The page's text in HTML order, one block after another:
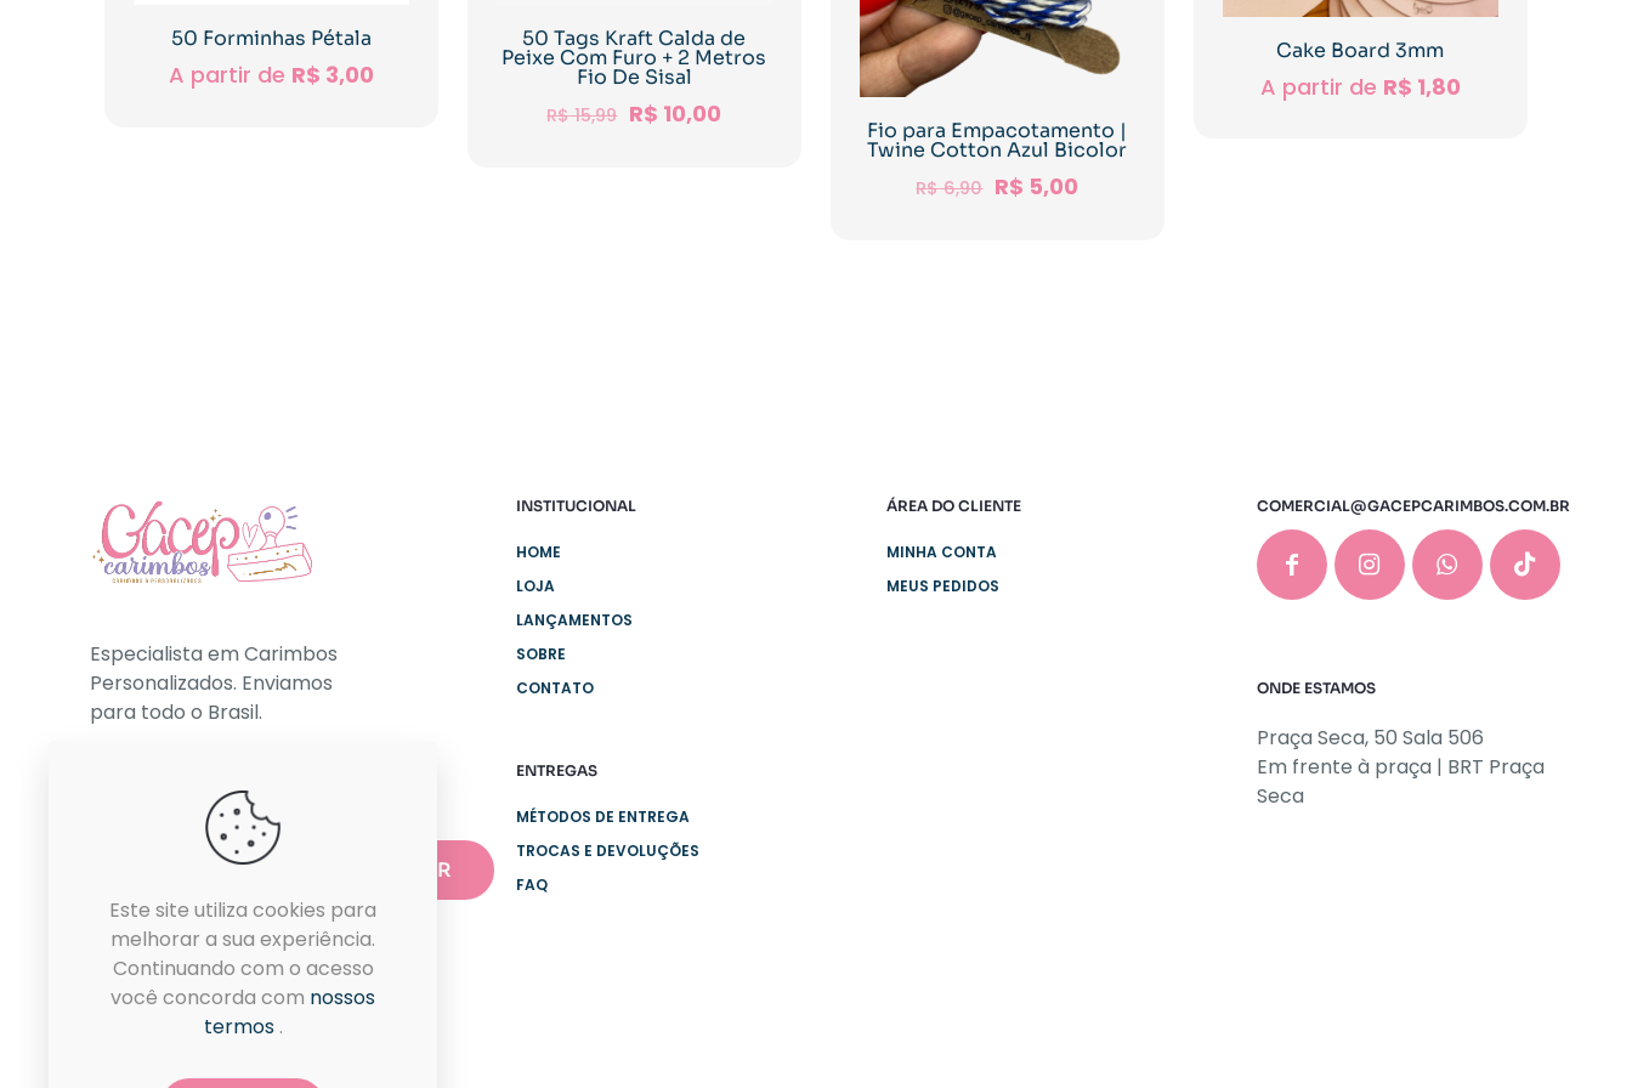
50 Forminhas Pétala
A partir de R$ 3,00
50 Tags Kraft Calda de
Peixe Com Furo + 2 Metros
Fio De Sisal
R$15,99 R$ 10,00
Fio para Empacotamento |
Twine Cotton Azul Bicolor
R$6,90 R$ 5,00
Cake Board 3mm
A partir de R$ 1,80
Especialista em Carimbos
Personalizados. Enviamos
para todo o Brasil.
INSTITUCIONAL
HOME
LOJA
LANÇAMENTOS
SOBRE
CONTATO
ENTREGAS
MÉTODOS DE ENTREGA
TROCAS E DEVOLUÇÕES
FAQ
ÁREA DO CLIENTE
MINHA CONTA
MEUS PEDIDOS
COMERCIAL@GACEPCARIMBOS.COM.BR
ONDE ESTAMOS
Praça Seca, 50 Sala 506
Em frente à praça | BRT Praça
Seca
Este site utiliza cookies para
melhorar a sua experiência.
Continuando com o acesso
você concorda com nossos
termos .